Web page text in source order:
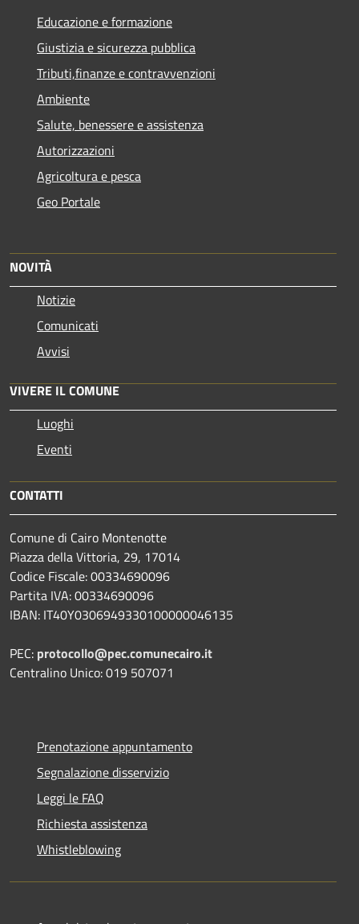
Educazione e formazione
Giustizia e sicurezza pubblica
Tributi,finanze e contravvenzioni
Ambiente
Salute, benessere e assistenza
Autorizzazioni
Agricoltura e pesca
Geo Portale
NOVITÀ
Notizie
Comunicati
Avvisi
VIVERE IL COMUNE
Luoghi
Eventi
CONTATTI
Comune di Cairo Montenotte
Piazza della Vittoria, 29, 17014
Codice Fiscale: 00334690096
Partita IVA: 00334690096
IBAN: IT40Y0306949330100000046135
PEC: protocollo@pec.comunecairo.it
Centralino Unico: 019 507071
Prenotazione appuntamento
Segnalazione disservizio
Leggi le FAQ
Richiesta assistenza
Whistleblowing